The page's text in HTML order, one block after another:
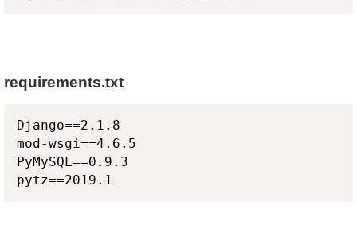
requirements.txt
Django==2.1.8
mod-wsgi==4.6.5
PyMySQL==0.9.3